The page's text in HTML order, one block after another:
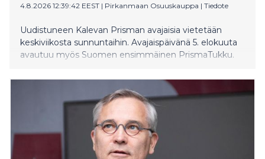
4.8.2026 12:39:42 EEST | Pirkanmaan Osuuskauppa | Tiedote
Uudistuneen Kalevan Prisman avajaisia vietetään
keskiviikosta sunnuntaihin. Avajaispäivänä 5. elokuuta
avautuu myös Suomen ensimmäinen PrismaTukku.